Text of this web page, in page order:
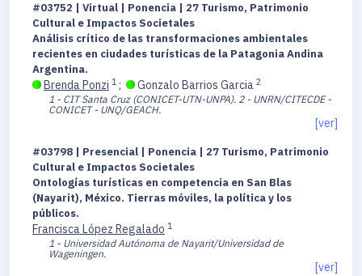
#03752 | Virtual | Ponencia | 27 Turismo, Patrimonio
Cultural e Impactos Societales
Análisis crítico de las transformaciones ambientales
recientes en ciudades turísticas de la Patagonia Andina
Argentina.
Brenda Ponzi 1 ; Gonzalo Barrios Garcia 2
1 - CIT Santa Cruz (CONICET-UTN-UNPA). 2 - UNRN/CITECDE -
CONICET - UNQ/GEACH.
[ver]
#03798 | Presencial | Ponencia | 27 Turismo, Patrimonio
Cultural e Impactos Societales
Ontologías turísticas en competencia en San Blas
(Nayarit), México. Tierras móviles, la política y los
públicos.
Francisca López Regalado 1
1 - Universidad Autónoma de Nayarit/Universidad de
Wageningen.
[ver]